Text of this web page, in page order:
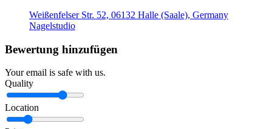
Weißenfelser Str. 52, 06132 Halle (Saale), Germany
Nagelstudio
Bewertung hinzufügen
Your email is safe with us.
Quality
Location